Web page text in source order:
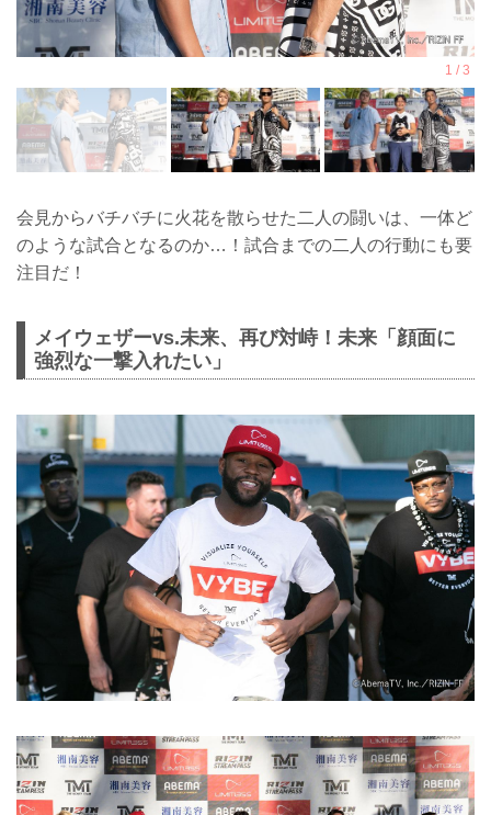
会見からバチバチに火花を散らせた二人の闘いは、一体ど
のような試合となるのか…！試合までの二人の行動にも要
注目だ！
メイウェザーvs.未来、再び対峙！未来「顔面に
強烈な一撃入れたい」